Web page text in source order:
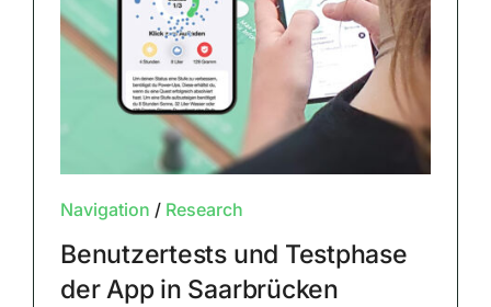
Navigation / Research
Benutzertests und Testphase
der App in Saarbrücken